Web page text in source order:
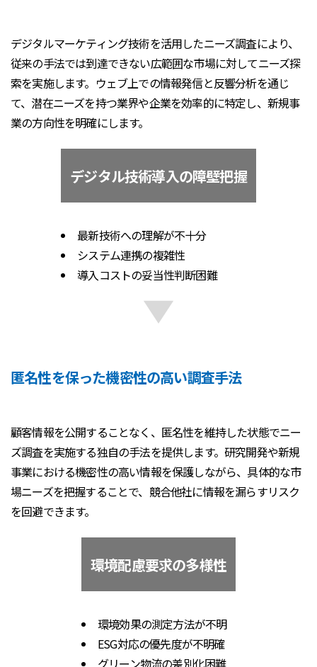
デジタルマーケティング技術を活用したニーズ調査により、
従来の手法では到達できない広範囲な市場に対してニーズ探
索を実施します。ウェブ上での情報発信と反響分析を通じ
て、潜在ニーズを持つ業界や企業を効率的に特定し、新規事
業の方向性を明確にします。
デジタル技術導入の障壁把握
最新技術への理解が不十分
システム連携の複雑性
導入コストの妥当性判断困難
匿名性を保った機密性の高い調査手法
顧客情報を公開することなく、匿名性を維持した状態でニー
ズ調査を実施する独自の手法を提供します。研究開発や新規
事業における機密性の高い情報を保護しながら、具体的な市
場ニーズを把握することで、競合他社に情報を漏らすリスク
を回避できます。
環境配慮要求の多様性
環境効果の測定方法が不明
ESG対応の優先度が不明確
グリーン物流の差別化困難